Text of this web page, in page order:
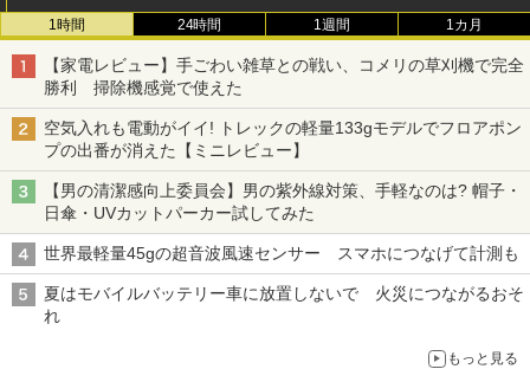
1時間 24時間 1週間 1カ月
【家電レビュー】手ごわい雑草との戦い、コメリの草刈機で完全
勝利 掃除機感覚で使えた
空気入れも電動がイイ! トレックの軽量133gモデルでフロアポン
プの出番が消えた【ミニレビュー】
【男の清潔感向上委員会】男の紫外線対策、手軽なのは? 帽子・
日傘・UVカットパーカー試してみた
世界最軽量45gの超音波風速センサー スマホにつなげて計測も
夏はモバイルバッテリー車に放置しないで 火災につながるおそ
れ
もっと見る